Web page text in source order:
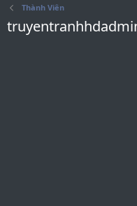
Thành Viên